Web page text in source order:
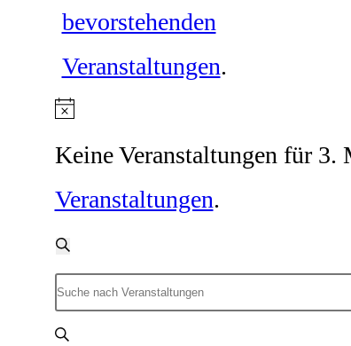
bevorstehenden
Veranstaltungen.
Hinweis
Keine Veranstaltungen für 3.
Veranstaltungen.
Veranstaltungen
Suche
und
Ansichten,
Navigation
Bitte
Schlüsselwort